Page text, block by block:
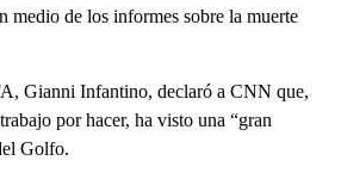
medio de los informes sobre la muerte
Gianni Infantino, declaró a CNN que,
por hacer, ha visto una “gran
Golfo.